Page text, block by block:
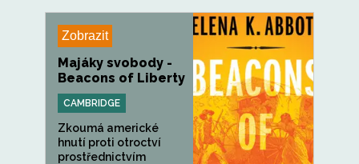
Zobrazit
Majáky svobody -
Beacons of Liberty
CAMBRIDGE
Zkoumá americké
hnutí proti otroctví
prostřednictvím